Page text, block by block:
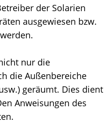
der Solarien
ausgewiesen bzw.
nur die
die Außenbereiche
geräumt. Dies dient
Anweisungen des